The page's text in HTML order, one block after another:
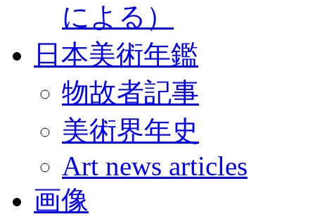
による）
日本美術年鑑
物故者記事
美術界年史
Art news articles
画像